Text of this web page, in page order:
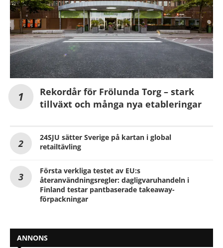
Rekordår för Frölunda Torg – stark
tillväxt och många nya etableringar
24SJU sätter Sverige på kartan i global
retailtävling
Första verkliga testet av EU:s
återanvändningsregler: dagligvaruhandeln i
Finland testar pantbaserade takeaway-
förpackningar
ANNONS